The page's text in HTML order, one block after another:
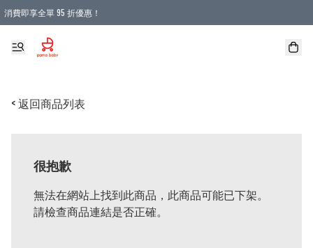
消費即享全單 95 折優惠！
購物滿 HKD 900.00即享免運費優惠！（適用於 本地送貨、本地取貨 )
< 返回商品列表
很抱歉
無法在網站上找到此商品，此商品可能已下架。
請檢查商品連結是否正確。